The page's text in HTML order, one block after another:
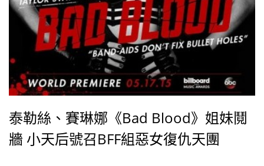
泰勒絲、賽琳娜《Bad Blood》姐妹鬩
牆 小天后號召BFF組惡女復仇天團